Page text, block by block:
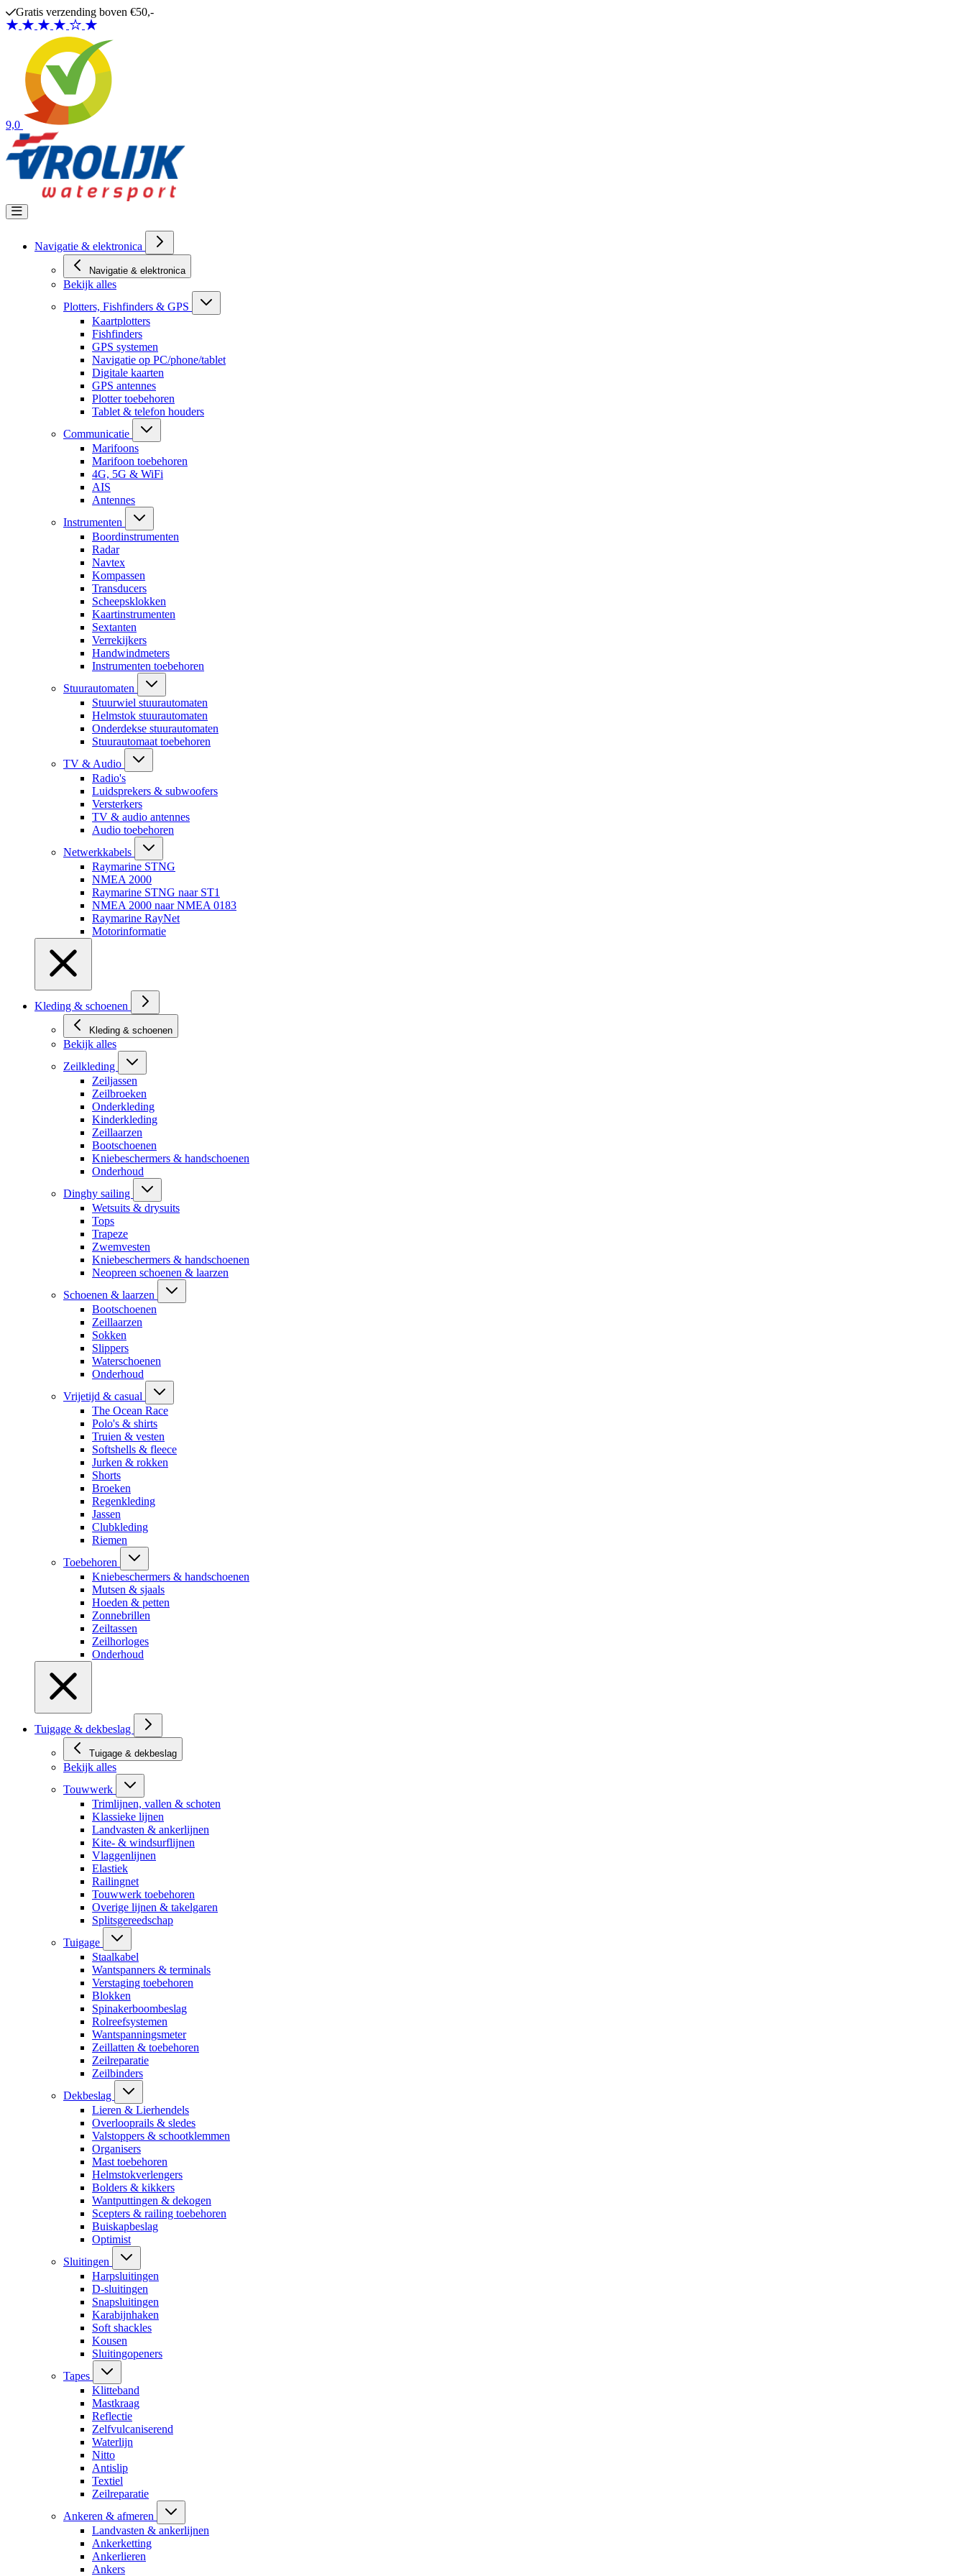
Ga naar de inhoud
Gratis verzending boven €50,-
9,0
Navigatie & elektronica
Navigatie & elektronica
Bekijk alles
Plotters, Fishfinders & GPS
Kaartplotters
Fishfinders
GPS systemen
Navigatie op PC/phone/tablet
Digitale kaarten
GPS antennes
Plotter toebehoren
Tablet & telefon houders
Communicatie
Marifoons
Marifoon toebehoren
4G, 5G & WiFi
AIS
Antennes
Instrumenten
Boordinstrumenten
Radar
Navtex
Kompassen
Transducers
Scheepsklokken
Kaartinstrumenten
Sextanten
Verrekijkers
Handwindmeters
Instrumenten toebehoren
Stuurautomaten
Stuurwiel stuurautomaten
Helmstok stuurautomaten
Onderdekse stuurautomaten
Stuurautomaat toebehoren
TV & Audio
Radio's
Luidsprekers & subwoofers
Versterkers
TV & audio antennes
Audio toebehoren
Netwerkkabels
Raymarine STNG
NMEA 2000
Raymarine STNG naar ST1
NMEA 2000 naar NMEA 0183
Raymarine RayNet
Motorinformatie
Kleding & schoenen
Kleding & schoenen
Bekijk alles
Zeilkleding
Zeiljassen
Zeilbroeken
Onderkleding
Kinderkleding
Zeillaarzen
Bootschoenen
Kniebeschermers & handschoenen
Onderhoud
Dinghy sailing
Wetsuits & drysuits
Tops
Trapeze
Zwemvesten
Kniebeschermers & handschoenen
Neopreen schoenen & laarzen
Schoenen & laarzen
Bootschoenen
Zeillaarzen
Sokken
Slippers
Waterschoenen
Onderhoud
Vrijetijd & casual
The Ocean Race
Polo's & shirts
Truien & vesten
Softshells & fleece
Jurken & rokken
Shorts
Broeken
Regenkleding
Jassen
Clubkleding
Riemen
Toebehoren
Kniebeschermers & handschoenen
Mutsen & sjaals
Hoeden & petten
Zonnebrillen
Zeiltassen
Zeilhorloges
Onderhoud
Tuigage & dekbeslag
Tuigage & dekbeslag
Bekijk alles
Touwwerk
Trimlijnen, vallen & schoten
Klassieke lijnen
Landvasten & ankerlijnen
Kite- & windsurflijnen
Vlaggenlijnen
Elastiek
Railingnet
Touwwerk toebehoren
Overige lijnen & takelgaren
Splitsgereedschap
Tuigage
Staalkabel
Wantspanners & terminals
Verstaging toebehoren
Blokken
Spinakerboombeslag
Rolreefsystemen
Wantspanningsmeter
Zeillatten & toebehoren
Zeilreparatie
Zeilbinders
Dekbeslag
Lieren & Lierhendels
Overlooprails & sledes
Valstoppers & schootklemmen
Organisers
Mast toebehoren
Helmstokverlengers
Bolders & kikkers
Wantputtingen & dekogen
Scepters & railing toebehoren
Buiskapbeslag
Optimist
Sluitingen
Harpsluitingen
D-sluitingen
Snapsluitingen
Karabijnhaken
Soft shackles
Kousen
Sluitingopeners
Tapes
Klitteband
Mastkraag
Reflectie
Zelfvulcaniserend
Waterlijn
Nitto
Antislip
Textiel
Zeilreparatie
Ankeren & afmeren
Landvasten & ankerlijnen
Ankerketting
Ankerlieren
Ankers